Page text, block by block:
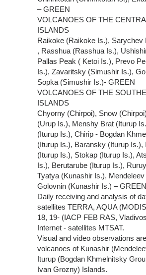
– GREEN
VOLCANOES OF THE
ISLANDS
Raikoke (Raikoke Is.), Sarychev
, Rasshua (Rasshua Is.),
Pallas Peak ( Ketoi Is.), Prevo
Is.), Zavaritsky (Simushir Is.),
Sopka (Simushir Is.)- GREEN
VOLCANOES OF THE
ISLANDS
Chyorny (Chirpoi), Snow
(Urup Is.), Menshy Brat (Iturup
(Iturup Is.), Chirip - Bogdan
(Iturup Is.), Baransky (Iturup Is.),
(Iturup Is.), Stokap (Iturup Is.),
Is.), Berutarube (Iturup Is.),
Tyatya (Kunashir Is.),
Golovnin (Kunashir Is.) – GREEN
Daily receiving and analysis of
satellites TERRA, AQUA
18, 19- (IACP FEB RAS,
Internet - satellites MTSAT.
Visual and video observations
volcanoes of Kunashir
Iturup (Bogdan Khmelnitsky
Ivan Grozny) Islands.